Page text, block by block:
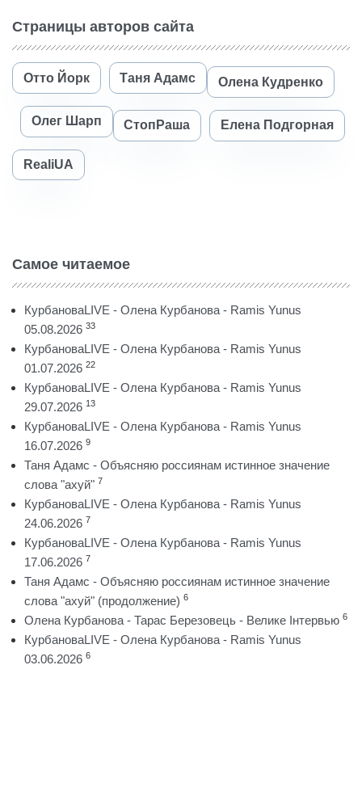
Страницы авторов сайта
Отто Йорк Таня Адамс Олена Кудренко
Олег Шарп СтопРаша Елена Подгорная
RealiUA
Самое читаемое
КурбановаLIVE - Олена Курбанова - Ramis Yunus
05.08.2026 33
КурбановаLIVE - Олена Курбанова - Ramis Yunus
01.07.2026 22
КурбановаLIVE - Олена Курбанова - Ramis Yunus
29.07.2026 13
КурбановаLIVE - Олена Курбанова - Ramis Yunus
16.07.2026 9
Таня Адамс - Объясняю россиянам истинное значение
слова "ахуй" 7
КурбановаLIVE - Олена Курбанова - Ramis Yunus
24.06.2026 7
КурбановаLIVE - Олена Курбанова - Ramis Yunus
17.06.2026 7
Таня Адамс - Объясняю россиянам истинное значение
слова "ахуй" (продолжение) 6
Олена Курбанова - Тарас Березовець - Велике Інтервью 6
КурбановаLIVE - Олена Курбанова - Ramis Yunus
03.06.2026 6